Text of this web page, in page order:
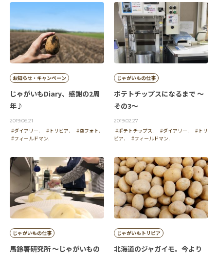
お知らせ・キャンペーン
じゃがいもDiary、感謝の2周
年♪
2019.06.21
#ダイアリー. #トリビア.
#空フォト.
#フィールドマン.
じゃがいもの仕事
ポテトチップスになるまで ～
その3～
2019.02.27
#ポテトチップス. #ダイアリー.
#トリ
ビア.
#フィールドマン.
じゃがいもの仕事
馬鈴薯研究所 ～じゃがいもの
じゃがいもトリビア
北海道のジャガイモ。今より